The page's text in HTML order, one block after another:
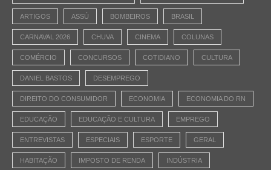
ARTIGOS ASSÚ BOMBEIROS BRASIL
CARNAVAL 2026 CHUVA CINEMA COLUNAS
COMÉRCIO CONCURSOS COTIDIANO CULTURA
DANIEL BASTOS DESEMPREGO
DIREITO DO CONSUMIDOR ECONOMIA ECONOMIA DO RN
EDUCAÇÃO EDUCAÇÃO E CULTURA EMPREGO
ENTREVISTAS ESPECIAIS ESPORTE GERAL
HABITAÇÃO IMPOSTO DE RENDA INDÚSTRIA